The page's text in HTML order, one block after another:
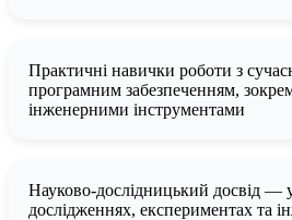
Практичні навички роботи з
програмним забезпеченням,
інженерними інструментами
Науково-дослідницький досвід —
дослідженнях, експериментах та